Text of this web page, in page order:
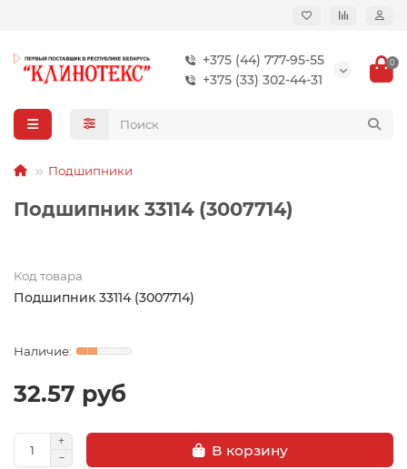
+375 (44) 777-95-55
+375 (33) 302-44-31
0
Подшипники
Подшипник 33114 (3007714)
Код товара
Подшипник 33114 (3007714)
32.57 руб
В корзину